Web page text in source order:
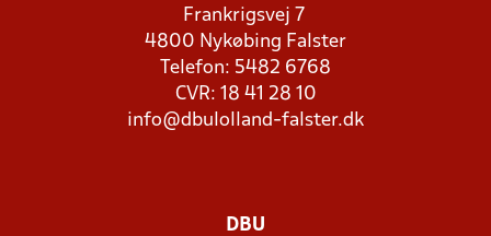
Frankrigsvej 7
4800 Nykøbing Falster
Telefon: 5482 6768
CVR: 18 41 28 10
info@dbulolland-falster.dk
DBU